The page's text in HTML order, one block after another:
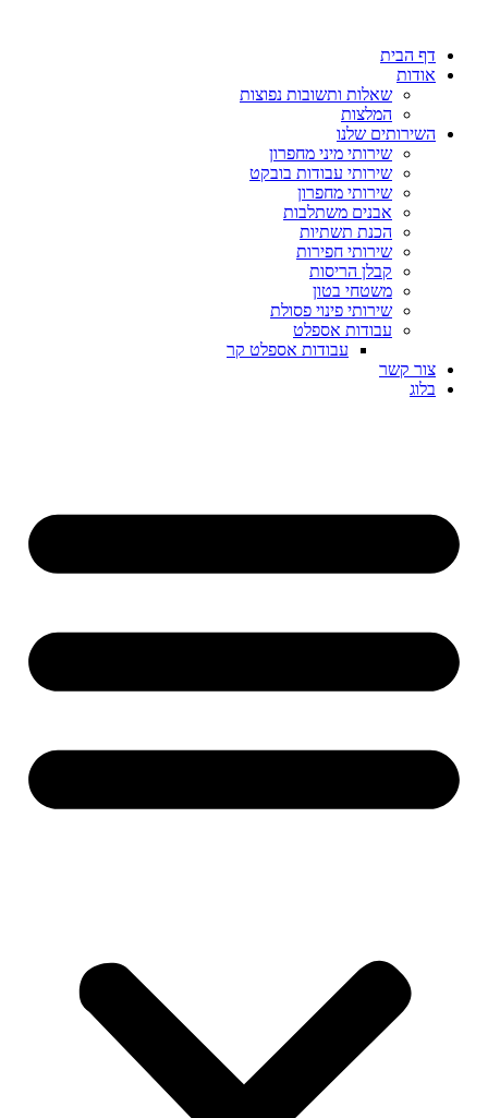
דף הבית
אודות
שאלות ותשובות נפוצות
המלצות
השירותים שלנו
שירותי מיני מחפרון
שירותי עבודות בובקט
שירותי מחפרון
אבנים משתלבות
הכנת תשתיות
שירותי חפירות
קבלן הריסות
משטחי בטון
שירותי פינוי פסולת
עבודות אספלט
עבודות אספלט קר
צור קשר
בלוג